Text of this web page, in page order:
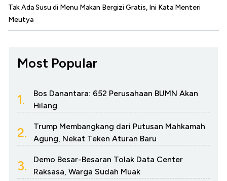
Tak Ada Susu di Menu Makan Bergizi Gratis, Ini Kata Menteri
Meutya
Most Popular
1.
Bos Danantara: 652 Perusahaan BUMN Akan
Hilang
2.
Trump Membangkang dari Putusan Mahkamah
Agung, Nekat Teken Aturan Baru
3.
Demo Besar-Besaran Tolak Data Center
Raksasa, Warga Sudah Muak